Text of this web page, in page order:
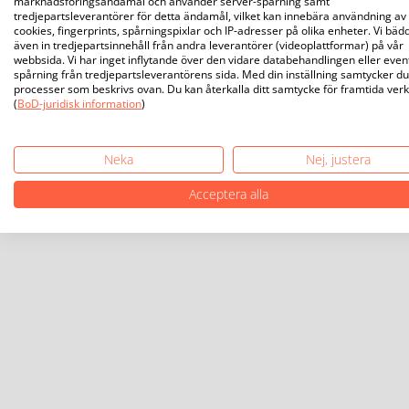
tredjepartsleverantörer för detta ändamål, vilket kan innebära användning av
cookies, fingerprints, spårningspixlar och IP-adresser på olika enheter. Vi
även in tredjepartsinnehåll från andra leverantörer (videoplattformar) på vår
webbsida. Vi har inget inflytande över den vidare databehandlingen eller
spårning från tredjepartsleverantörens sida. Med din inställning samtycker
processer som beskrivs ovan. Du kan återkalla ditt samtycke för framtida
(BoD-juridisk information)
Neka
Nej, justera
Acceptera alla